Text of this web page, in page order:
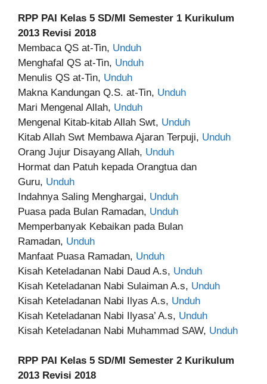
RPP PAI Kelas 5 SD/MI Semester 1 Kurikulum
2013 Revisi 2018
Membaca QS at-Tin, Unduh
Menghafal QS at-Tin, Unduh
Menulis QS at-Tin, Unduh
Makna Kandungan Q.S. at-Tin, Unduh
Mari Mengenal Allah, Unduh
Mengenal Kitab-kitab Allah Swt, Unduh
Kitab Allah Swt Membawa Ajaran Terpuji, Unduh
Orang Jujur Disayang Allah, Unduh
Hormat dan Patuh kepada Orangtua dan
Guru, Unduh
Indahnya Saling Menghargai, Unduh
Puasa pada Bulan Ramadan, Unduh
Memperbanyak Kebaikan pada Bulan
Ramadan, Unduh
Manfaat Puasa Ramadan, Unduh
Kisah Keteladanan Nabi Daud A.s, Unduh
Kisah Keteladanan Nabi Sulaiman A.s, Unduh
Kisah Keteladanan Nabi Ilyas A.s, Unduh
Kisah Keteladanan Nabi Ilyasa’ A.s, Unduh
Kisah Keteladanan Nabi Muhammad SAW, Unduh
RPP PAI Kelas 5 SD/MI Semester 2 Kurikulum
2013 Revisi 2018